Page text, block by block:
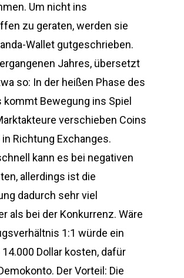
Um nicht ins
zu geraten, werden sie
Wallet gutgeschrieben.
Jahres, übersetzt
so: In der heißen Phase des
kommt Bewegung ins Spiel
verschieben Coins
Richtung Exchanges.
kann es bei negativen
allerdings ist die
dadurch sehr viel
als bei der Konkurrenz. Wäre
1:1 würde ein
Dollar kosten, dafür
Der Vorteil: Die